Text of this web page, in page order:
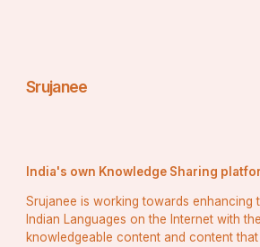
Srujanee
India's own Knowledge Sharing
Srujanee is working towards enhancing
Indian Languages on the Internet with
knowledgeable content and content